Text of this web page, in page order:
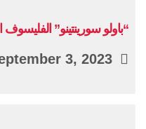
“باولو سورينتينو” الفليسوف